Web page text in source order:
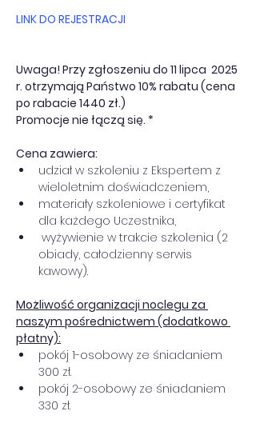
LINK DO REJESTRACJI
Uwaga! Przy zgłoszeniu do 11 lipca  2025
r. otrzymają Państwo 10% rabatu (cena
po rabacie 1440 zł.)
Promocje nie łączą się. *
Cena zawiera:
udział w szkoleniu z Ekspertem z
wieloletnim doświadczeniem,
materiały szkoleniowe i certyfikat
dla każdego Uczestnika,
wyżywienie w trakcie szkolenia (2
obiady, całodzienny serwis
kawowy).
Możliwość organizacji noclegu za
naszym pośrednictwem (dodatkowo
płatny):
pokój 1-osobowy ze śniadaniem
300 zł.
pokój 2-osobowy ze śniadaniem
330 zł.